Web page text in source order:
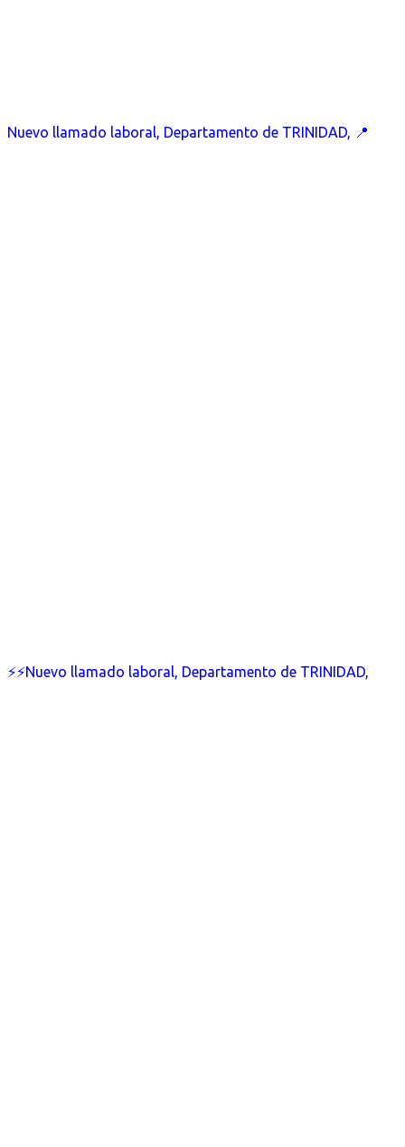
Nuevo llamado laboral, Departamento de TRINIDAD, 📍
⚡⚡Nuevo llamado laboral, Departamento de TRINIDAD,